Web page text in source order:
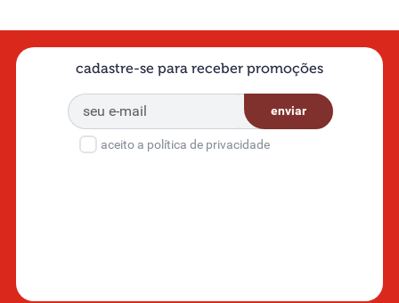
cadastre-se para receber promoções
enviar
aceito a política de privacidade